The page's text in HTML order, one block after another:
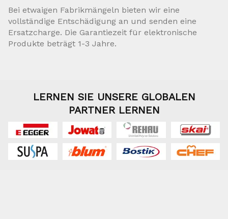
Bei etwaigen Fabrikmängeln bieten wir eine
vollständige Entschädigung an und senden eine
Ersatzcharge. Die Garantiezeit für elektronische
Produkte beträgt 1-3 Jahre.
LERNEN SIE UNSERE GLOBALEN
PARTNER LERNEN